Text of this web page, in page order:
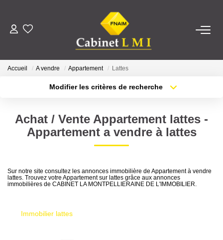
ACHETER
NOTRE AGENCE
Accueil A vendre Appartement Lattes
Modifier les critères de recherche
Sélectionnez...
Type de bien
Surface min
Créer une alerte
Achat / Vente Appartement lattes -
Appartement a vendre à lattes
Sur notre site consultez les annonces immobilière de Appartement à vendre
lattes. Trouvez votre Appartement sur lattes grâce aux annonces
immobilières de CABINET LA MONTPELLIERAINE DE L'IMMOBILIER.
Immobilier lattes